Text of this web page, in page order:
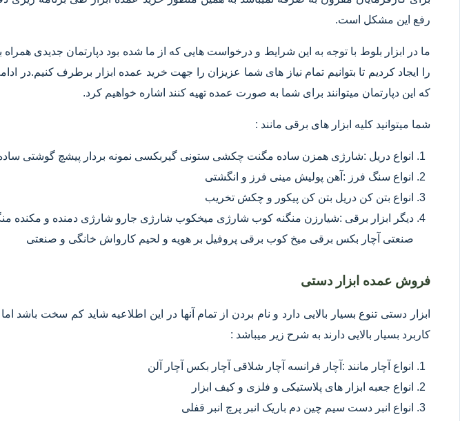
رفع این مشکل است.
ما در ابزار بلوط با توجه به این شرایط و درخواست هایی که از ما شده بود دپارتمان جدیدی همراه
را ایجاد کردیم تا بتوانیم تمام نیاز های شما عزیزان را جهت خرید عمده ابزار برطرف کنیم.در
که این دپارتمان میتوانند برای شما به صورت عمده تهیه کنند اشاره خواهیم کرد.
شما میتوانید کلیه ابزار های برقی مانند :
انواع دریل :شارژی همزن ساده مگنت چکشی ستونی گیربکسی نمونه بردار پیشچ گوشتی
انواع سنگ فرز :آهن پولیش مینی فرز و انگشتی
انواع بتن کن دریل بتن کن پیکور و چکش تخریب
دیگر ابزار برقی :شیارزن منگنه کوب شارژی میخکوب شارژی جارو شارژی دمنده و مکنده
صنعتی آچار بکس برقی میخ کوب برقی پروفیل بر هویه و لحیم کارواش خانگی و صنعتی
فروش عمده ابزار دستی
ابزار دستی تنوع بسیار بالایی دارد و نام بردن از تمام آنها در این اطلاعیه شاید کم سخت باشد
کاربرد بسیار بالایی دارند به شرح زیر میباشد :
انواع آچار مانند :آچار فرانسه آچار شلاقی آچار بکس آچار آلن
انواع جعبه ابزار های پلاستیکی و فلزی و کیف ابزار
انواع انبر دست سیم چین دم باریک انبر پرچ انبر قفلی